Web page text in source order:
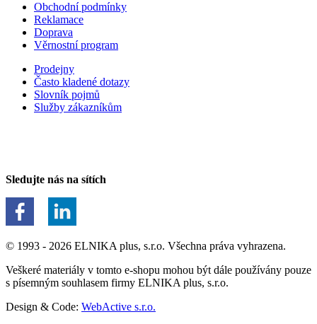
Obchodní podmínky
Reklamace
Doprava
Věrnostní program
Prodejny
Často kladené dotazy
Slovník pojmů
Služby zákazníkům
Sledujte nás na sítích
© 1993 - 2026 ELNIKA plus, s.r.o. Všechna práva vyhrazena.
Veškeré materiály v tomto e-shopu mohou být dále používány pouze
s písemným souhlasem firmy ELNIKA plus, s.r.o.
Design & Code: WebActive s.r.o.